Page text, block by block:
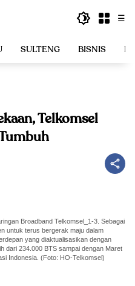
☰
SULTENG BISNIS
Telkomsel
Broadband Telkomsel_1-3. Sebagai
untuk terus bergerak maju dalam
yang diaktualisasikan dengan
dari 234.000 BTS sampai dengan Maret
Indonesia. (Foto: HO-Telkomsel)